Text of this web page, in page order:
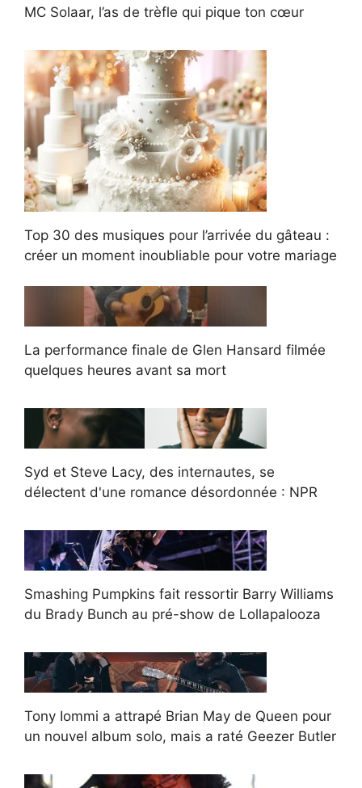
MC Solaar, l’as de trèfle qui pique ton cœur
Top 30 des musiques pour l’arrivée du gâteau :
créer un moment inoubliable pour votre mariage
La performance finale de Glen Hansard filmée
quelques heures avant sa mort
Syd et Steve Lacy, des internautes, se
délectent d'une romance désordonnée : NPR
Smashing Pumpkins fait ressortir Barry Williams
du Brady Bunch au pré-show de Lollapalooza
Tony Iommi a attrapé Brian May de Queen pour
un nouvel album solo, mais a raté Geezer Butler